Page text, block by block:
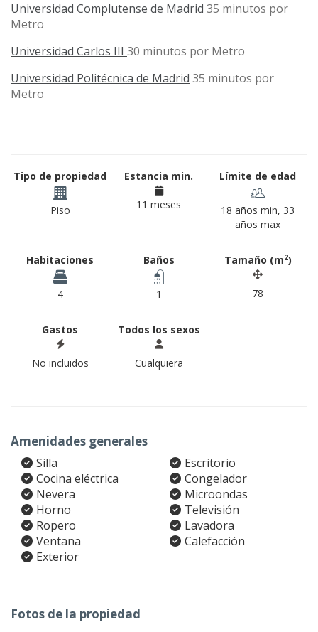
Universidad Complutense de Madrid 35 minutos por
Metro
Universidad Carlos III 30 minutos por Metro
Universidad Politécnica de Madrid 35 minutos por
Metro
Tipo de propiedad
Piso
Estancia min.
11 meses
Límite de edad
18 años min, 33
años max
Habitaciones
4
Baños
1
Tamaño (m2)
78
Gastos
No incluidos
Todos los sexos
Cualquiera
Amenidades generales
Silla
Escritorio
Cocina eléctrica
Congelador
Nevera
Microondas
Horno
Televisión
Ropero
Lavadora
Ventana
Calefacción
Exterior
Fotos de la propiedad